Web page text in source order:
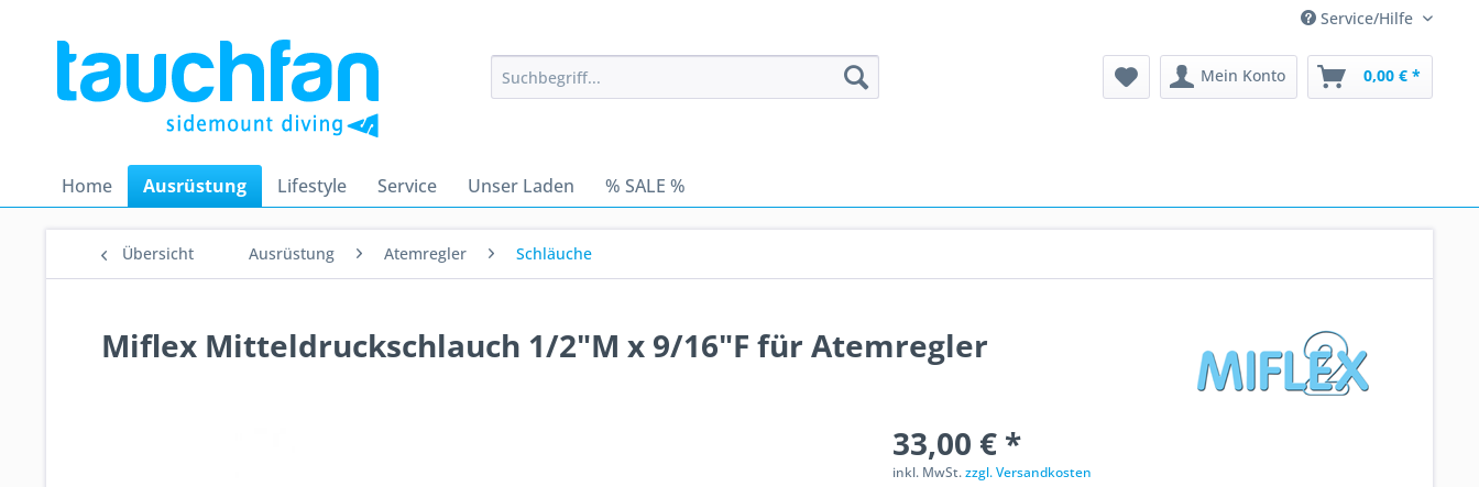
Service/Hilfe
Mein Konto 0,00 € *
Home Ausrüstung Lifestyle Service Unser Laden % SALE %
Übersicht Ausrüstung Atemregler Schläuche
Miflex Mitteldruckschlauch 1/2"M x 9/16"F für Atemregler
33,00 € *
inkl. MwSt.zzgl. Versandkosten